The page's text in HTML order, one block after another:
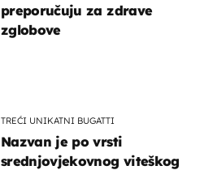
preporučuju za zdrave
zglobove
TREĆI UNIKATNI BUGATTI
Nazvan je po vrsti
srednjovjekovnog viteškog